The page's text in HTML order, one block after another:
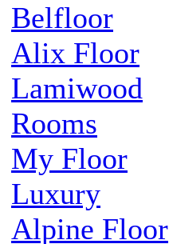
Belfloor
Alix Floor
Lamiwood
Rooms
My Floor
Luxury
Alpine Floor